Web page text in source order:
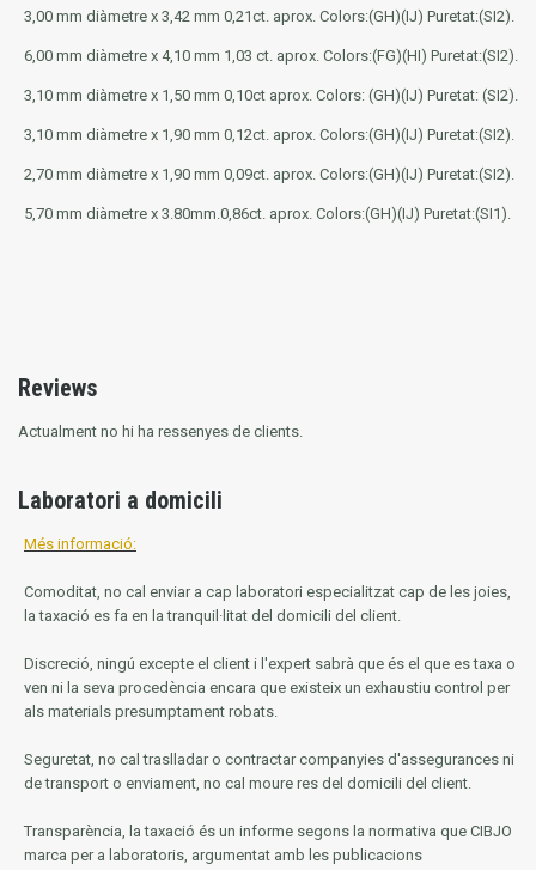
3,00 mm diàmetre x 3,42 mm 0,21ct. aprox. Colors:(GH)(IJ) Puretat:(SI2).
6,00 mm diàmetre x 4,10 mm 1,03 ct. aprox. Colors:(FG)(HI) Puretat:(SI2).
3,10 mm diàmetre x 1,50 mm 0,10ct aprox. Colors: (GH)(IJ) Puretat: (SI2).
3,10 mm diàmetre x 1,90 mm 0,12ct. aprox. Colors:(GH)(IJ) Puretat:(SI2).
2,70 mm diàmetre x 1,90 mm 0,09ct. aprox. Colors:(GH)(IJ) Puretat:(SI2).
5,70 mm diàmetre x 3.80mm.0,86ct. aprox. Colors:(GH)(IJ) Puretat:(SI1).
Reviews
Actualment no hi ha ressenyes de clients.
Laboratori a domicili
Més informació:
Comoditat, no cal enviar a cap laboratori especialitzat cap de les joies,
la taxació es fa en la tranquil·litat del domicili del client.
Discreció, ningú excepte el client i l'expert sabrà que és el que es taxa o
ven ni la seva procedència encara que existeix un exhaustiu control per
als materials presumptament robats.
Seguretat, no cal traslladar o contractar companyies d'assegurances ni
de transport o enviament, no cal moure res del domicili del client.
Transparència, la taxació és un informe segons la normativa que CIBJO
marca per a laboratoris, argumentat amb les publicacions